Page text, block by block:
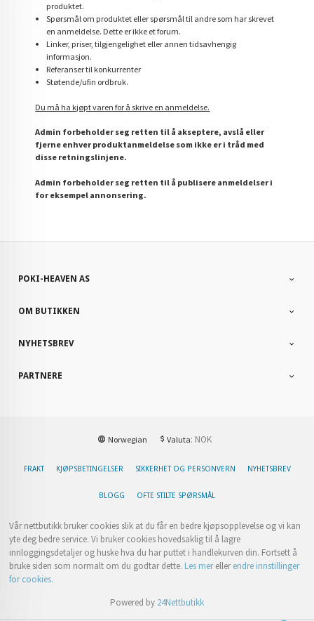
produktet.
Spørsmål om produktet eller spørsmål til andre som har skrevet
en anmeldelse. Dette er ikke et forum.
Linker, priser, tilgjengelighet eller annen tidsavhengig
informasjon.
Referanser til konkurrenter
Støtende/ufin ordbruk.
Du må ha kjøpt varen for å skrive en anmeldelse.
Admin forbeholder seg retten til å akseptere, avslå eller
fjerne enhver produktanmeldelse som ikke er i tråd med
disse retningslinjene.
Admin forbeholder seg retten til å publisere anmeldelser i
for eksempel annonsering.
POKI-HEAVEN AS
OM BUTIKKEN
NYHETSBREV
PARTNERE
Norwegian Valuta: NOK
FRAKT KJØPSBETINGELSER SIKKERHET OG PERSONVERN NYHETSBREV
BLOGG OFTE STILTE SPØRSMÅL
Vår nettbutikk bruker cookies slik at du får en bedre kjøpsopplevelse og vi kan
yte deg bedre service. Vi bruker cookies hovedsaklig til å lagre
innloggingsdetaljer og huske hva du har puttet i handlekurven din. Fortsett å
bruke siden som normalt om du godtar dette. Les merellerendre innstillinger
for cookies.
Powered by 24Nettbutikk